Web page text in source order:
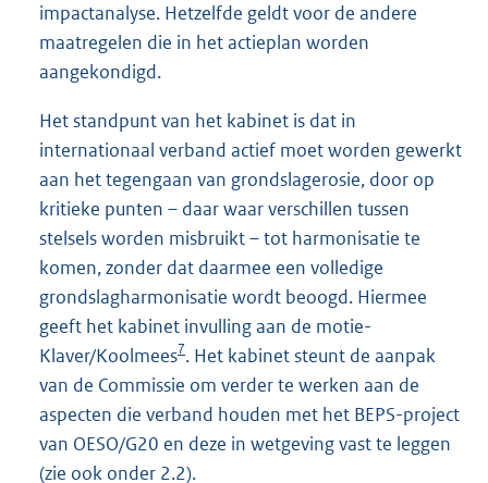
impactanalyse. Hetzelfde geldt voor de andere
maatregelen die in het actieplan worden
aangekondigd.
Het standpunt van het kabinet is dat in
internationaal verband actief moet worden gewerkt
aan het tegengaan van grondslagerosie, door op
kritieke punten – daar waar verschillen tussen
stelsels worden misbruikt – tot harmonisatie te
komen, zonder dat daarmee een volledige
grondslagharmonisatie wordt beoogd. Hiermee
geeft het kabinet invulling aan de motie-
Klaver/Koolmees7. Het kabinet steunt de aanpak
van de Commissie om verder te werken aan de
aspecten die verband houden met het BEPS-project
van OESO/G20 en deze in wetgeving vast te leggen
(zie ook onder 2.2).